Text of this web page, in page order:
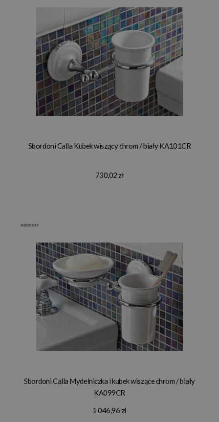
Sbordoni Calla Kubek wiszący chrom / biały KA101CR
730,02 zł
Sbordoni Calla Mydelniczka i kubek wiszące chrom / biały
KA099CR
1 046,96 zł